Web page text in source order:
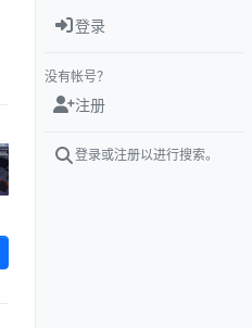
登录
没有帐号？
注册
登录或注册以进行搜索。